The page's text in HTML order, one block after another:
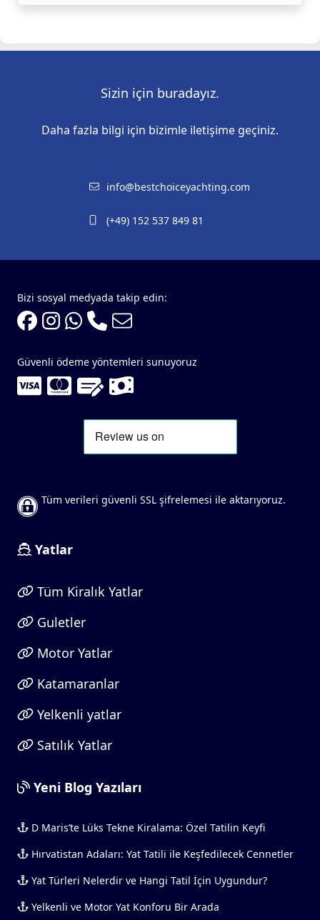
Sizin için buradayız.
Daha fazla bilgi için bizimle iletişime geçiniz.
info@bestchoiceyachting.com
(+49) 152 537 849 81
Bizi sosyal medyada takip edin:
Güvenli ödeme yöntemleri sunuyoruz
Tüm verileri güvenli SSL şifrelemesi ile aktarıyoruz.
Yatlar
Tüm Kiralık Yatlar
Guletler
Motor Yatlar
Katamaranlar
Yelkenli yatlar
Satılık Yatlar
Yeni Blog Yazıları
D Maris’te Lüks Tekne Kiralama: Özel Tatilin Keyfi
Hırvatistan Adaları: Yat Tatili ile Keşfedilecek Cennetler
Yat Türleri Nelerdir ve Hangi Tatil İçin Uygundur?
Yelkenli ve Motor Yat Konforu Bir Arada